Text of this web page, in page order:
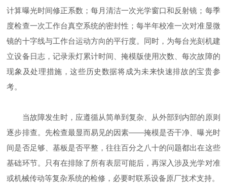
计算曝光时间修正系数；每月清洁一次光学窗口和反射镜；每季
度检查一次工作台真空系统的密封性；每半年校准一次对准显微
镜的十字线与工作台运动方向的平行度。同时，为每台光刻机建
立设备日志，记录汞灯累计时间、掩模版使用次数、每次故障的
现象及处理措施，这些历史数据将成为未来快速排故的宝贵参
考。
当故障发生时，应遵循从简单到复杂、从外部到内部的原则
逐步排查。先检查最显而易见的因素——掩模是否干净、曝光时
间是否足够、基板是否平整，往往百分之八十的问题都出在这些
基础环节。只有在排除了所有表层可能后，再深入涉及光学对准
或机械传动等复杂系统的检修，必要时联系设备原厂技术支持。